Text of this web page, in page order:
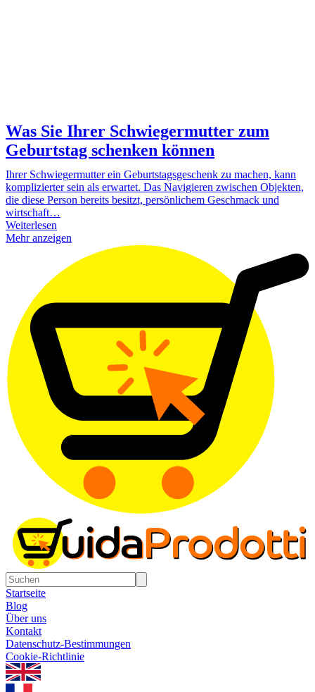
Was Sie Ihrer Schwiegermutter zum
Geburtstag schenken können
Ihrer Schwiegermutter ein Geburtstagsgeschenk zu machen, kann
komplizierter sein als erwartet. Das Navigieren zwischen Objekten,
die diese Person bereits besitzt, persönlichem Geschmack und
wirtschaft…
Weiterlesen
Mehr anzeigen
Startseite
Blog
Über uns
Kontakt
Datenschutz-Bestimmungen
Cookie-Richtlinie